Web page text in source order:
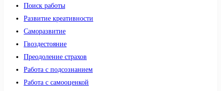
Поиск работы
Развитие креативности
Саморазвитие
Гвоздестояние
Преодоление страхов
Работа с подсознанием
Работа с самооценкой